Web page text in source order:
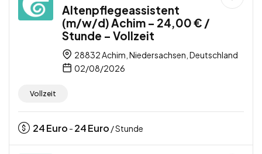
Altenpflegeassistent
(m/w/d) Achim – 24,00 € /
Stunde – Vollzeit
28832 Achim, Niedersachsen, Deutschland
02/08/2026
Vollzeit
24Euro - 24Euro / Stunde